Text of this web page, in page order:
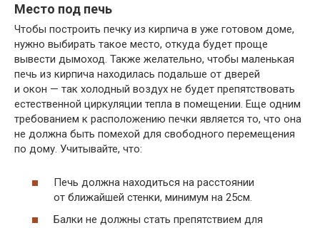
Место под печь
Чтобы построить печку из кирпича в уже готовом доме,
нужно выбирать такое место, откуда будет проще
вывести дымоход. Также желательно, чтобы маленькая
печь из кирпича находилась подальше от дверей
и окон — так холодный воздух не будет препятствовать
естественной циркуляции тепла в помещении. Еще одним
требованием к расположению печки является то, что она
не должна быть помехой для свободного перемещения
по дому. Учитывайте, что:
Печь должна находиться на расстоянии
от ближайшей стенки, минимум на 25см.
Балки не должны стать препятствием для